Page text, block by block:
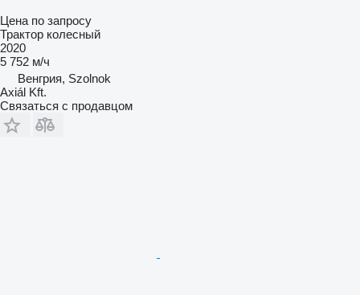
Цена по запросу
Трактор колесный
2020
5 752 м/ч
Венгрия, Szolnok
Axiál Kft.
Связаться с продавцом